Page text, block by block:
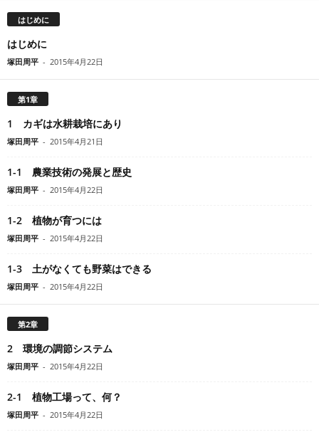
はじめに
はじめに
塚田周平 - 2015年4月22日
第1章
1 カギは水耕栽培にあり
塚田周平 - 2015年4月21日
1-1 農業技術の発展と歴史
塚田周平 - 2015年4月22日
1-2 植物が育つには
塚田周平 - 2015年4月22日
1-3 土がなくても野菜はできる
塚田周平 - 2015年4月22日
第2章
2 環境の調節システム
塚田周平 - 2015年4月22日
2-1 植物工場って、何？
塚田周平 - 2015年4月22日